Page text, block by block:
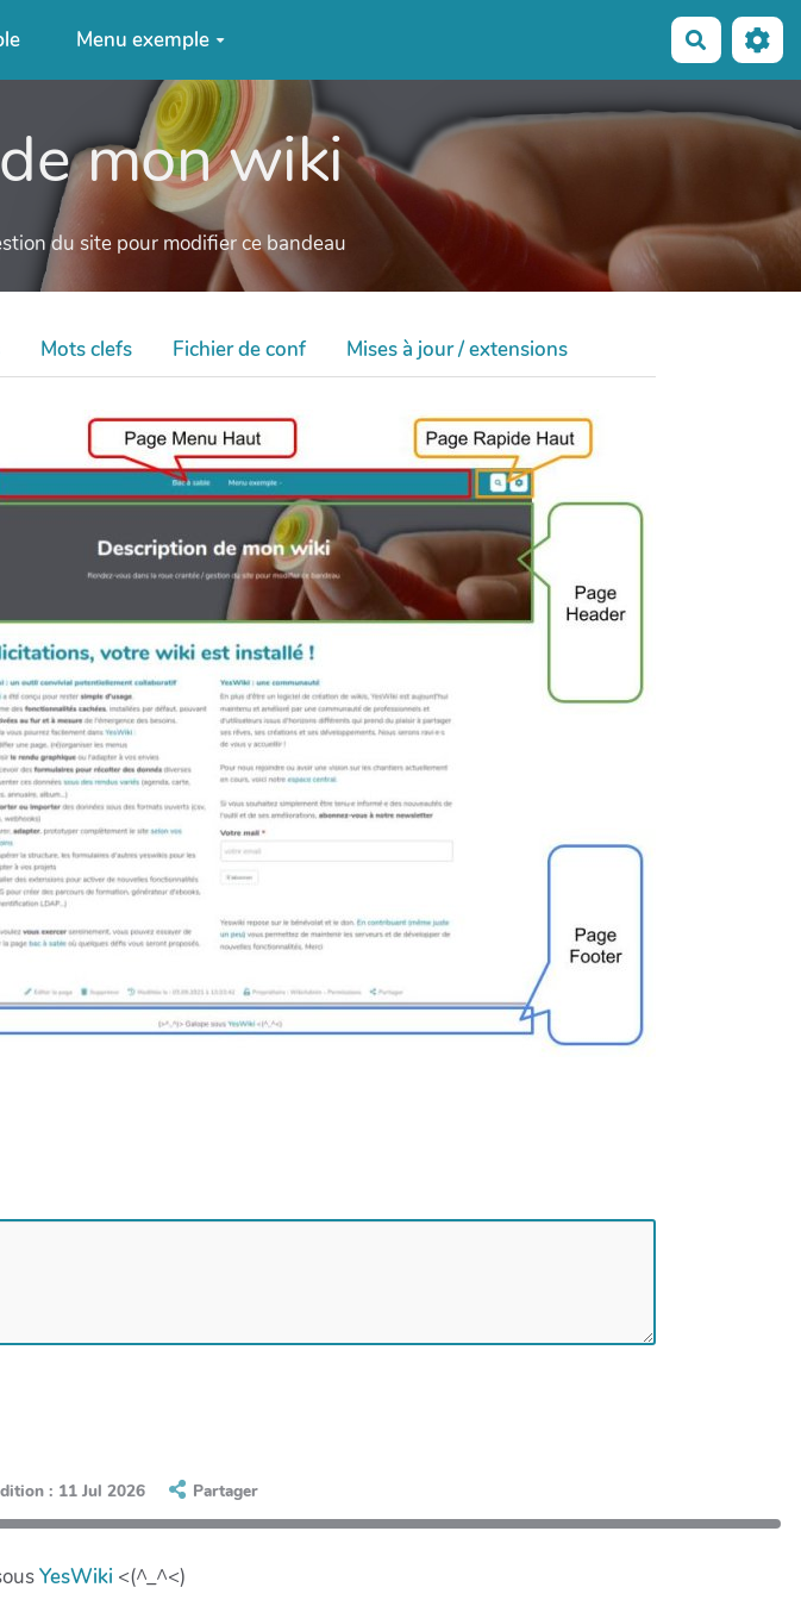
Menu exemple
mon wiki
du site pour modifier ce bandeau
Mots clefs Fichier de conf Mises à jour / extensions
: 11 Jul 2026 Partager
YesWiki <(^_^<)